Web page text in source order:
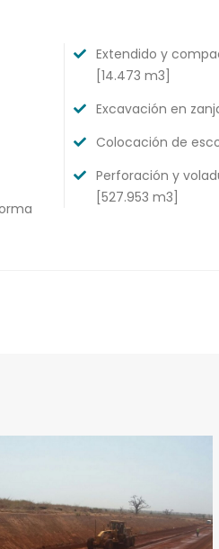
Extendido y
[14.473 m3]
Excavación en
Colocación de
Perforación y
[527.953 m3]